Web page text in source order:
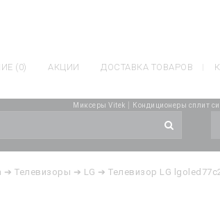
(0) АКЦИИ ДОСТАВКА ТОВАРОВ
Миксеры Vitek Кондиционеры сплит
➔ Телевизоры ➔ LG ➔ Телевизор LG